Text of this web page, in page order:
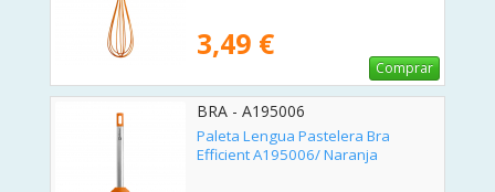
3,49 €
Comprar
BRA - A195006
Paleta Lengua Pastelera Bra
Efficient A195006/ Naranja